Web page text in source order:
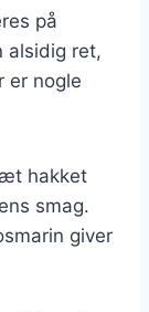
på
alsidig ret,
er nogle
hakket
smag.
giver